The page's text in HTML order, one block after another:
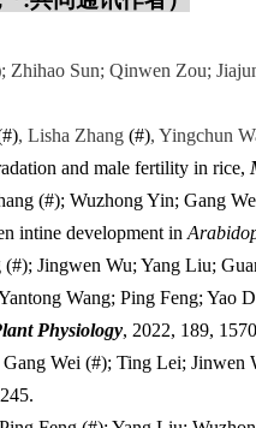
; Zhihao Sun; Qinwen Zou;
, Lisha Zhang (#), Yingchun
and male fertility in rice,
(#); Wuzhong Yin; Gang
intine development in
(#); Jingwen Wu; Yang Liu;
Wang; Ping Feng; Yao
Physiology, 2022, 189,
Gang Wei (#); Ting Lei; Jinwen